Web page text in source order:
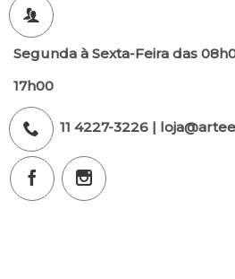
Segunda à Sexta-Feira das
17h00
11 4227-3226 |